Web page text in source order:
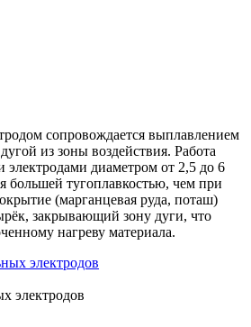
сопровождается выплавлением
из зоны воздействия. Работа
электродами диаметром от 2,5 до 6
большей тугоплавкостью, чем при
(марганцевая руда, поташ)
закрывающий зону дуги, что
нагреву материала.
электродов